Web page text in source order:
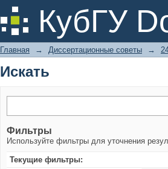
КубГУ
Искать
Главная → Диссертационные советы →
Искать
Фильтры
Используйте фильтры для уточнения
Текущие фильтры: